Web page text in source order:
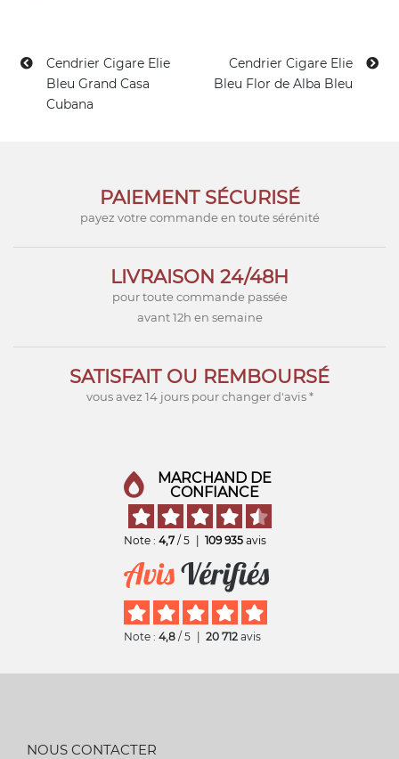
Cendrier Cigare Elie
Bleu Grand Casa
Cubana
Cendrier Cigare Elie
Bleu Flor de Alba Bleu
PAIEMENT SÉCURISÉ
payez votre commande en toute sérénité
LIVRAISON 24/48H
pour toute commande passée
avant 12h en semaine
SATISFAIT OU REMBOURSÉ
vous avez 14 jours pour changer d'avis *
MARCHAND DE
CONFIANCE
Note : 4,7 / 5 109 935 avis
Note : 4,8 / 5 20 712 avis
NOUS CONTACTER